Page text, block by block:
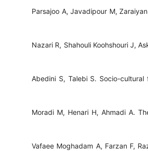
Parsajoo A, Javadipour M,
Nazari R, Shahouli Koohshouri J,
Abedini S, Talebi S. Socio-
Moradi M, Henari H, Ahmadi A.
Vafaee Moghadam A, Farzan F,